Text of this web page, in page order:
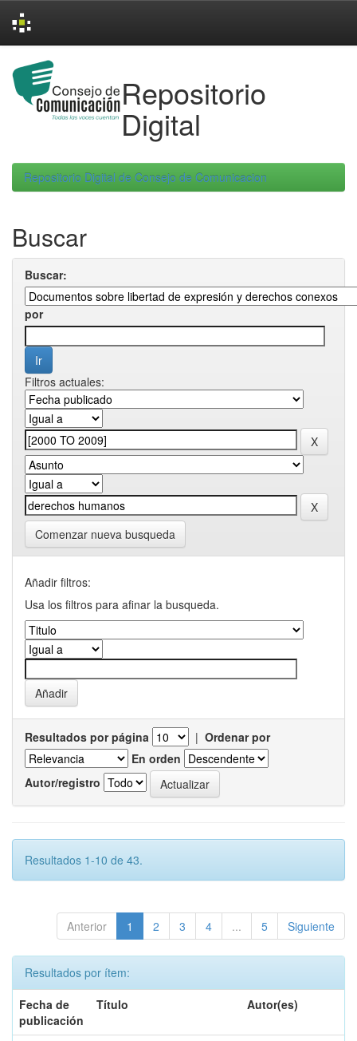
navigation
Repositorio
Digital
Repositorio Digital de Consejo de Comunicacion
Buscar
Buscar:
por
Filtros actuales:
Comenzar nueva busqueda
Añadir filtros:
Usa los filtros para afinar la busqueda.
Resultados por página | Ordenar por
En orden
Autor/registro
Resultados 1-10 de 43.
Anterior 1 2 3 4 ... 5 Siguiente
Resultados por ítem:
Fecha de
publicación
Título Autor(es)